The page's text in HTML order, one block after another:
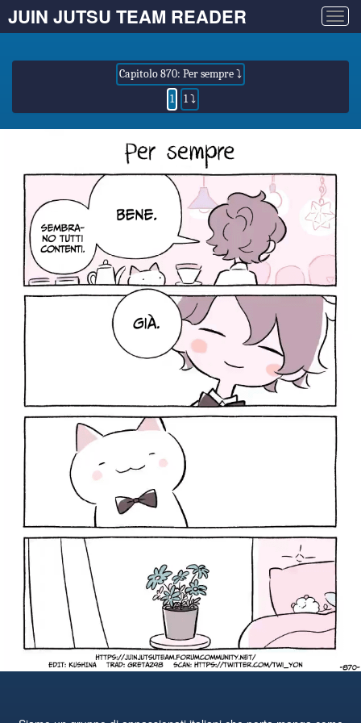
JUIN JUTSU TEAM READER
Capitolo 870: Per sempre ⤵
1
1 ⤵